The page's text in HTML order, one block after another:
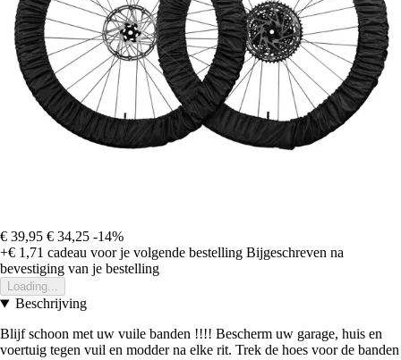
€ 39,95 € 34,25 -14%
+€ 1,71 cadeau voor je volgende bestelling Bijgeschreven na
bevestiging van je bestelling
Loading...
Beschrijving
Blijf schoon met uw vuile banden !!!! Bescherm uw garage, huis en
voertuig tegen vuil en modder na elke rit. Trek de hoes voor de banden